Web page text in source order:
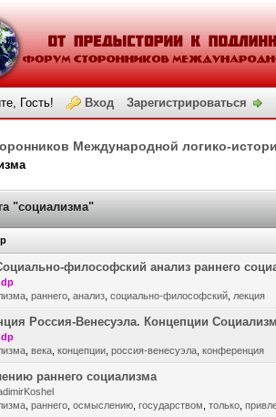
Гость! Вход Зарегистрироваться
Международной логико-
"социализма"
философский анализ раннего
,раннего ,анализ ,социально-философский лекция
Россия-Венесуэла. Концепции
,века ,концепции ,россия-венесуэла ,конференция
раннего социализма
,раннего ,осмыслению ,государством ,только ,